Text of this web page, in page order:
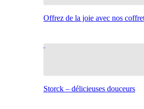
Offrez de la joie avec nos
Storck – délicieuses douceurs